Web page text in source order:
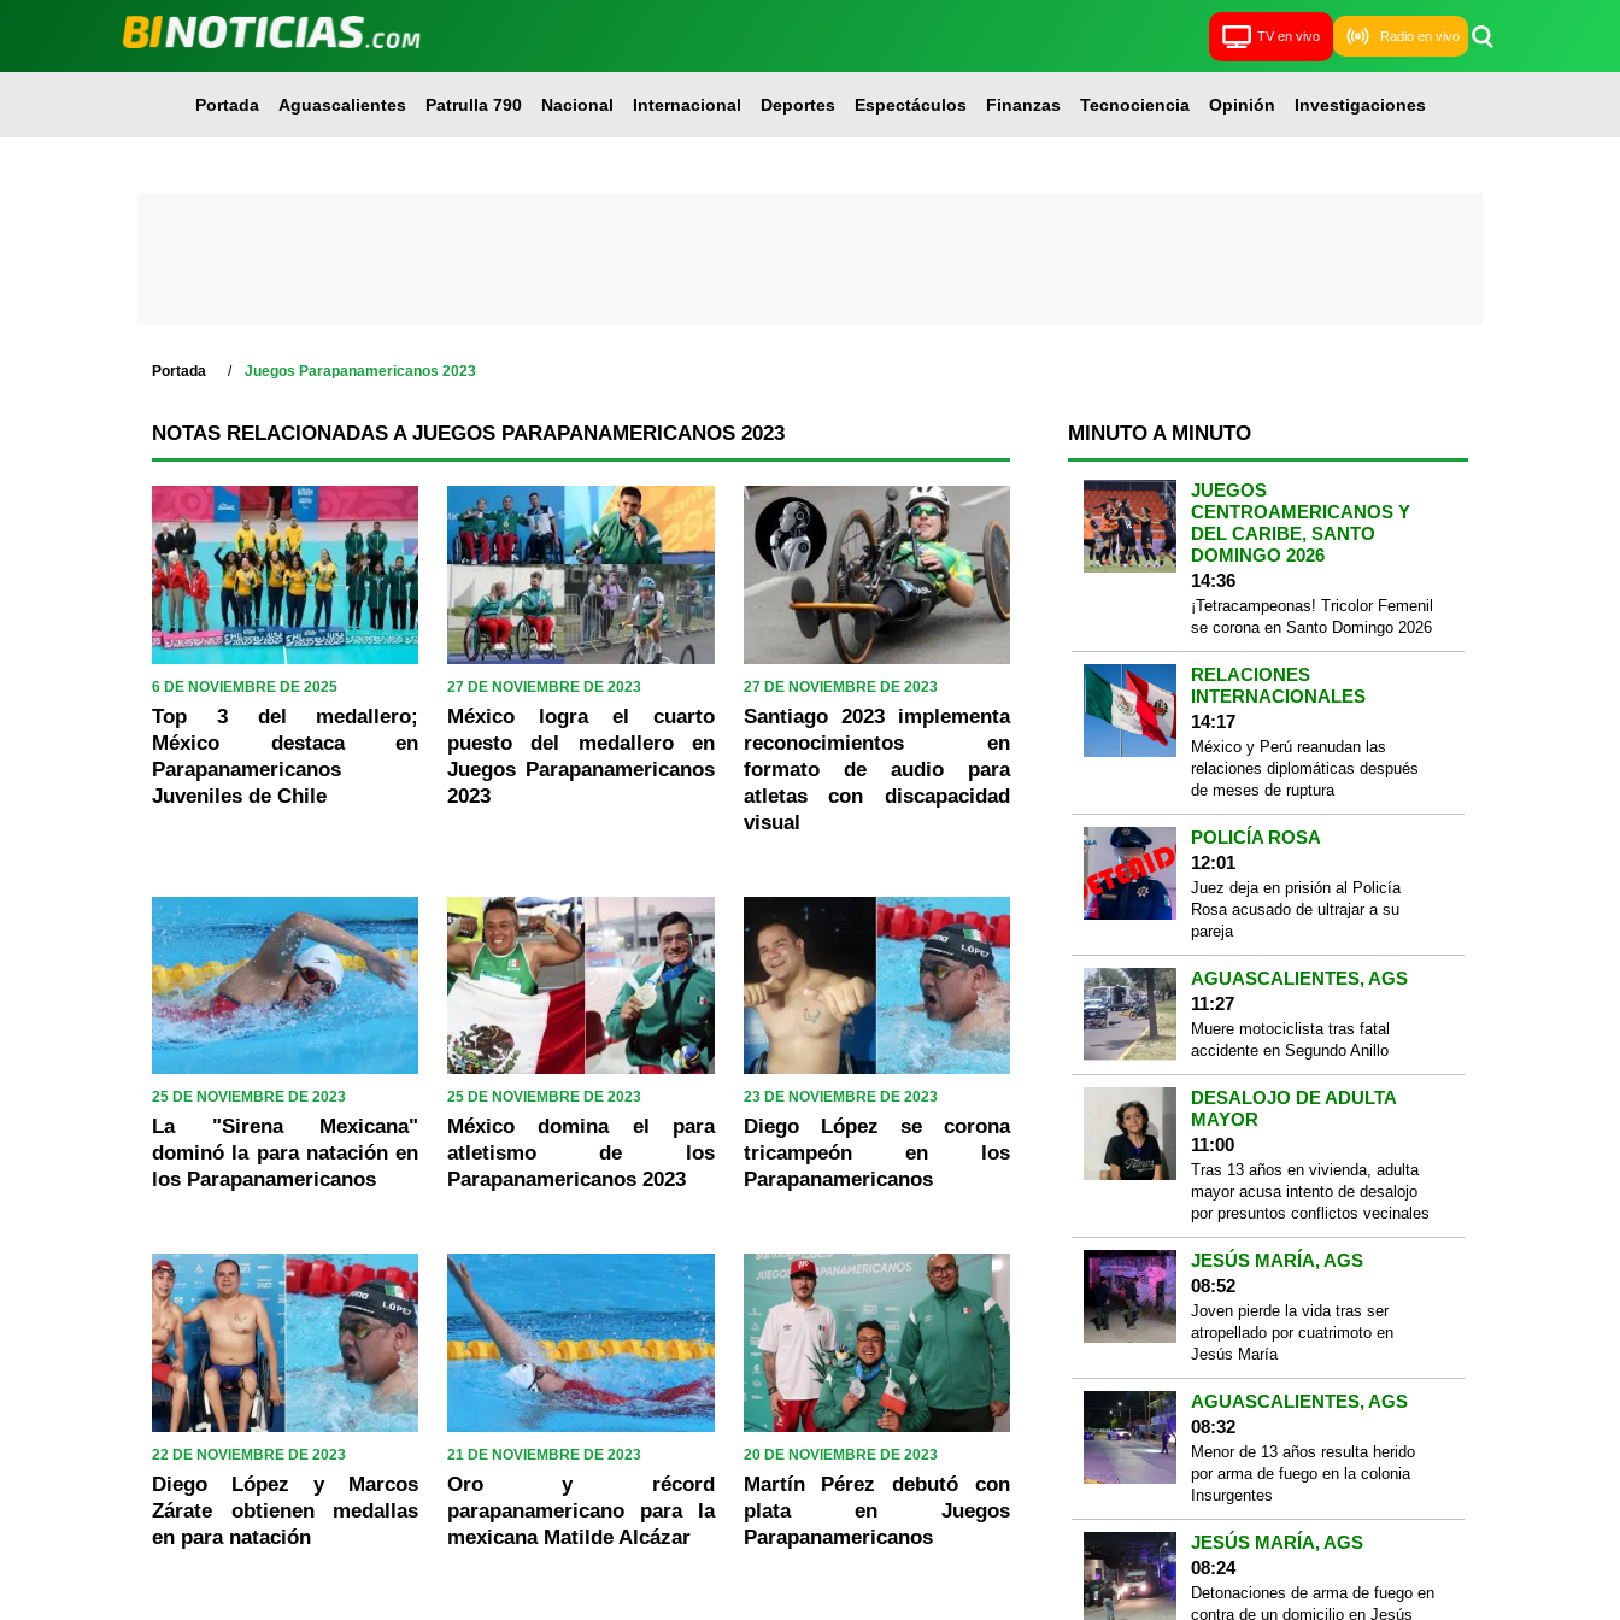
TV en vivo Radio en vivo
Portada Aguascalientes Patrulla 790 Nacional Internacional Deportes Espectáculos Finanzas Tecnociencia Opinión Investigaciones
Portada Juegos Parapanamericanos 2023
NOTAS RELACIONADAS A JUEGOS PARAPANAMERICANOS 2023
6 DE NOVIEMBRE DE 2025
Top 3 del medallero;
México destaca en
Parapanamericanos
Juveniles de Chile
27 DE NOVIEMBRE DE 2023
México logra el cuarto
puesto del medallero en
Juegos Parapanamericanos
2023
27 DE NOVIEMBRE DE 2023
Santiago 2023 implementa
reconocimientos en
formato de audio para
atletas con discapacidad
visual
25 DE NOVIEMBRE DE 2023
La "Sirena Mexicana"
dominó la para natación en
los Parapanamericanos
25 DE NOVIEMBRE DE 2023
México domina el para
atletismo de los
Parapanamericanos 2023
23 DE NOVIEMBRE DE 2023
Diego López se corona
tricampeón en los
Parapanamericanos
22 DE NOVIEMBRE DE 2023
Diego López y Marcos
Zárate obtienen medallas
en para natación
21 DE NOVIEMBRE DE 2023
Oro y récord
parapanamericano para la
mexicana Matilde Alcázar
20 DE NOVIEMBRE DE 2023
Martín Pérez debutó con
plata en Juegos
Parapanamericanos
MINUTO A MINUTO
JUEGOS
CENTROAMERICANOS Y
DEL CARIBE, SANTO
DOMINGO 2026
14:36
¡Tetracampeonas! Tricolor Femenil
se corona en Santo Domingo 2026
RELACIONES
INTERNACIONALES
14:17
México y Perú reanudan las
relaciones diplomáticas después
de meses de ruptura
POLICÍA ROSA
12:01
Juez deja en prisión al Policía
Rosa acusado de ultrajar a su
pareja
AGUASCALIENTES, AGS
11:27
Muere motociclista tras fatal
accidente en Segundo Anillo
DESALOJO DE ADULTA
MAYOR
11:00
Tras 13 años en vivienda, adulta
mayor acusa intento de desalojo
por presuntos conflictos vecinales
JESÚS MARÍA, AGS
08:52
Joven pierde la vida tras ser
atropellado por cuatrimoto en
Jesús María
AGUASCALIENTES, AGS
08:32
Menor de 13 años resulta herido
por arma de fuego en la colonia
Insurgentes
JESÚS MARÍA, AGS
08:24
Detonaciones de arma de fuego en
contra de un domicilio en Jesús